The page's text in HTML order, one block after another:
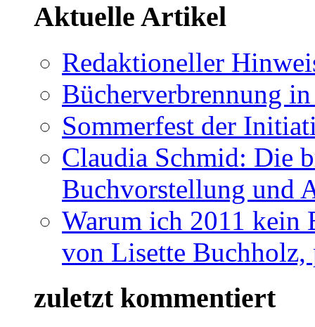
Aktuelle Artikel
Redaktioneller
Bücherverbrennung
Sommerfest der
Claudia Schmid: Die
Buchvorstellung und
Warum ich 2011 kein
von Lisette Buchholz,
zuletzt kommentiert